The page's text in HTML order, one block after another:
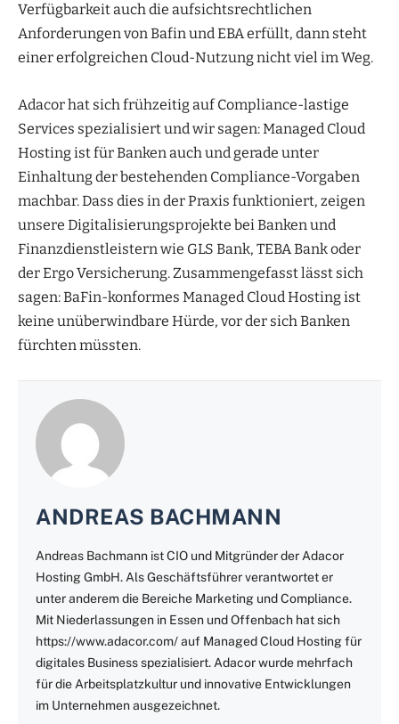
Verfügbarkeit auch die aufsichtsrechtlichen
Anforderungen von Bafin und EBA erfüllt, dann steht
einer erfolgreichen Cloud-Nutzung nicht viel im Weg.
Adacor hat sich frühzeitig auf Compliance-lastige
Services spezialisiert und wir sagen: Managed Cloud
Hosting ist für Banken auch und gerade unter
Einhaltung der bestehenden Compliance-Vorgaben
machbar. Dass dies in der Praxis funktioniert, zeigen
unsere Digitalisierungsprojekte bei Banken und
Finanzdienstleistern wie GLS Bank, TEBA Bank oder
der Ergo Versicherung. Zusammengefasst lässt sich
sagen: BaFin-konformes Managed Cloud Hosting ist
keine unüberwindbare Hürde, vor der sich Banken
fürchten müssten.
ANDREAS BACHMANN
Andreas Bachmann ist CIO und Mitgründer der Adacor
Hosting GmbH. Als Geschäftsführer verantwortet er
unter anderem die Bereiche Marketing und Compliance.
Mit Niederlassungen in Essen und Offenbach hat sich
https://www.adacor.com/ auf Managed Cloud Hosting für
digitales Business spezialisiert. Adacor wurde mehrfach
für die Arbeitsplatzkultur und innovative Entwicklungen
im Unternehmen ausgezeichnet.